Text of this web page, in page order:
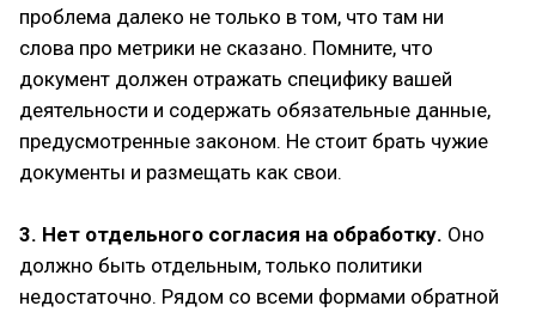
проблема далеко не только в том, что там ни
слова про метрики не сказано. Помните, что
документ должен отражать специфику вашей
деятельности и содержать обязательные данные,
предусмотренные законом. Не стоит брать чужие
документы и размещать как свои.
3. Нет отдельного согласия на обработку. Оно
должно быть отдельным, только политики
недостаточно. Рядом со всеми формами обратной